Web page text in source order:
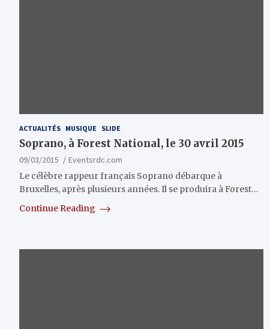
ACTUALITÉS MUSIQUE SLIDE
Soprano, à Forest National, le 30 avril 2015
09/03/2015
Eventsrdc.com
Le célèbre rappeur français Soprano débarque à
Bruxelles, après plusieurs années. Il se produira à Forest…
Continue Reading